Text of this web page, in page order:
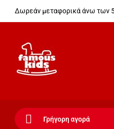
Δωρεάν μεταφορικά άνω των
Γρήγορη αγορά